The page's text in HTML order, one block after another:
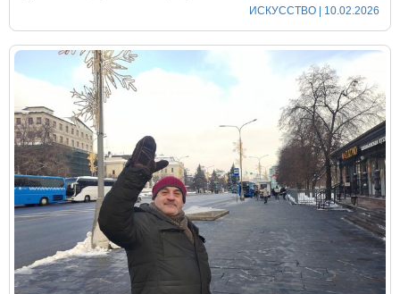
ИСКУССТВО | 10.02.2026